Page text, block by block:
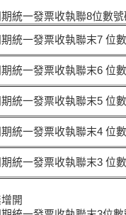
期統一發票收執聯8位數
期統一發票收執聯末7 位
期統一發票收執聯末6 位
期統一發票收執聯末5 位
期統一發票收執聯末4 位
期統一發票收執聯末3 位
開